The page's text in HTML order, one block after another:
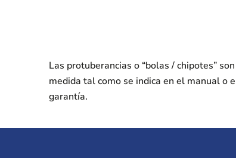
Las protuberancias o “bolas / chipotes”
medida tal como se indica en el manual o
garantía.